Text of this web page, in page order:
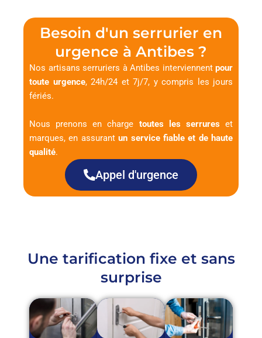
Besoin d'un serrurier en
urgence à Antibes ?
Nos artisans serruriers à Antibes interviennent pour
toute urgence, 24h/24 et 7j/7, y compris les jours
fériés.
Nous prenons en charge toutes les serrureset
marques, en assurantun service fiable et de haute
qualité.
Appel d'urgence
Une tarification fixe et sans
surprise